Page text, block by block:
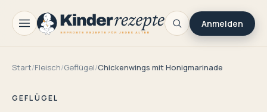
Anmelden
Start/Fleisch/Geflügel/Chickenwings mit Honigmarinade
GEFLÜGEL